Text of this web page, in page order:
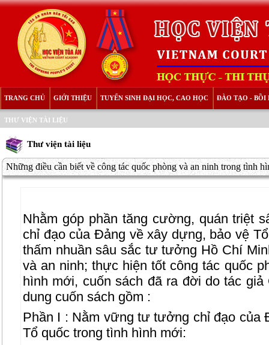
TRANG CHỦ GIỚI THIỆU TUYỂN SINH ĐẠI HỌC, CAO HỌC ĐÀO TẠO - BỒI
THƯ VIỆN TÀI LIỆU
Thư viện tài liệu
Những điều cần biết về công tác quốc phòng và an ninh trong tình
Nhằm góp phần tăng cường, quán triệt
chỉ đạo của Đảng về xây dựng, bảo vệ
thấm nhuần sâu sắc tư tưởng Hồ Chí
và an ninh; thực hiện tốt công tác quốc
hình mới, cuốn sách đã ra đời do tác giả
dung cuốn sách gồm :
Phần I : Nằm vững tư tưởng chỉ đạo của
Tổ quốc trong tình hình mới: